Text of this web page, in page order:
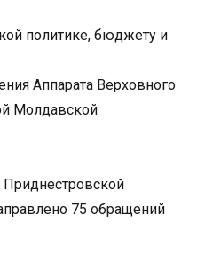
политике, бюджету и
Аппарата Верховного
Молдавской
75 обращений